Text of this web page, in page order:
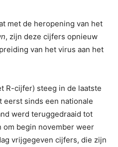
met de heropening van het
, zijn deze cijfers opnieuw
van het virus aan het
R-cijfer) steeg in de laatste
eerst sinds een nationale
werd teruggedraaid tot
om begin november weer
vrijgegeven cijfers, die zijn